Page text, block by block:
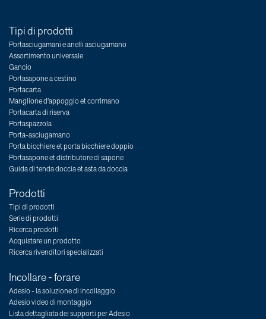
Tipi di prodotti
Portasciugamani e anelli asciugamano
Assortimento universale
Gancio
Portasapone a cestino
Portacarta
Manglione d'appoggio et corrimano
Portacarta di riserva
Portaspazzola
Porta-asciugamano
Porta bicchiere et porta bicchiere doppio
Portasapone et distributore di sapone
Guida di tenda doccia et asta da doccia
Prodotti
Tipi di prodotti
Serie di prodotti
Ricerca prodotti
Acquistare un prodotto
Ricerca rivenditori specializzati
Incollare - forare
Adesio - la soluzione di incollaggio
Adesio video di montaggio
Lista dettagliata dei supporti per Adesio